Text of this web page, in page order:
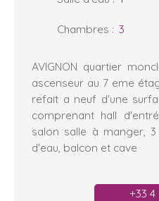
Chambres : 3
AVIGNON quartier
ascenseur au 7 eme
refait a neuf d'une
comprenant hall
salon salle à manger,
d'eau, balcon et cave
+33